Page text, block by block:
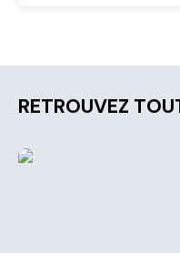
RETROUVEZ